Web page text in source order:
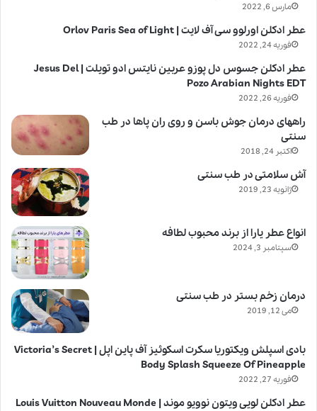
مارس 6, 2022
عطر ادکلن اورلوو سی آف لایت | Orlov Paris Sea of Light
فوریه 24, 2022
عطر ادکلن جسوس دل پوزو عربین نایتس ادو تویلت | Jesus Del
Pozo Arabian Nights EDT
فوریه 26, 2022
راههای درمان جوش باسن و روی ران پاها در طب
سنتی
اکتبر 24, 2018
آش سلامتی در طب سنتی
ژانویه 23, 2019
انواع عطر یارا از برند محبوب لطافه
سپتامبر 3, 2024
درمان زخم بستر در طب سنتی
می 12, 2019
بادی اسپلش ویکتوریا سکرت اسکوئیز آف پاین اپل | Victoria’s Secret
Body Splash Squeeze Of Pineapple
فوریه 27, 2022
عطر ادکلن لویی ویتون نوویو موند | Louis Vuitton Nouveau Monde